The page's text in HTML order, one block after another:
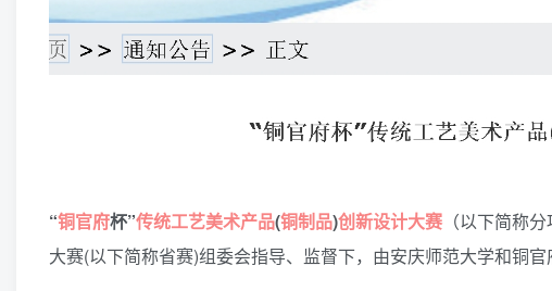
“铜官府杯”传统工艺美术产品(铜制品)创新设计大赛 （以下简称
大赛(以下简称省赛)组委会指导、监督下，由安庆师范大学和铜